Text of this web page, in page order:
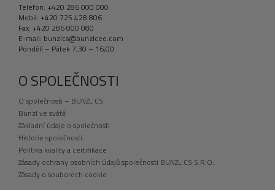
Telefon: +420 286 000 000
Mobil: +420 725 428 806
Fax: +420 286 000 080
E-mail: bunzlcs@bunzlcee.com
Pondělí – Pátek 7,30 – 16,00
O SPOLEČNOSTI
O společnosti – BUNZL CS
Bunzl ve světě
Základní údaje o společnosti
Historie společnosti
Politika kvality a certifikace
Zásady ochrany osobních údajů společnosti BUNZL CS S.R.O.
Zásady o souborech cookie